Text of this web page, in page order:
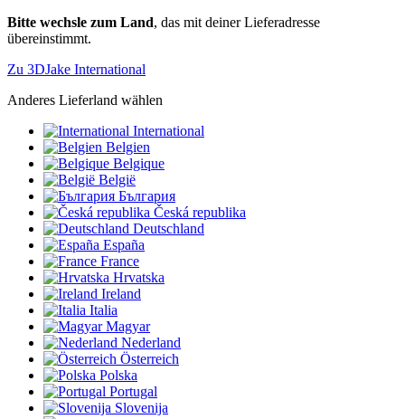
Bitte wechsle zum Land, das mit deiner Lieferadresse
übereinstimmt.
Zu 3DJake International
Anderes Lieferland wählen
International
Belgien
Belgique
België
България
Česká republika
Deutschland
España
France
Hrvatska
Ireland
Italia
Magyar
Nederland
Österreich
Polska
Portugal
Slovenija